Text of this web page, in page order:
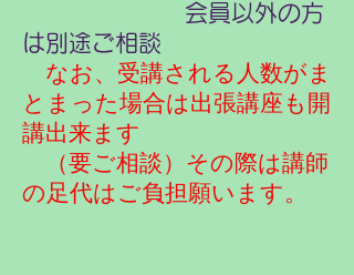
会員以外の方
は別途ご相談
なお、受講される人数がま
とまった場合は出張講座も開
講出来ます
（要ご相談）その際は講師
の足代はご負担願います。